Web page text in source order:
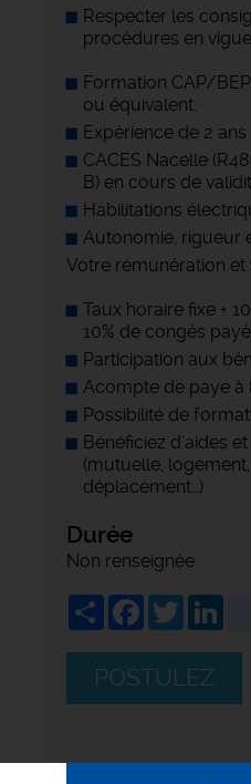
Respecter les
procédures en
Formation CAP/
ou équivalent.
Expérience de 2 ans
CACES Nacelle
B) en cours de
Habilitations
Autonomie, rigueur
Votre rémunération et
Taux horaire fixe +
10% de congés
Participation aux
Acompte de paye à
Possibilité de
Bénéficiez d'aides
(mutuelle,
déplacement…)
Durée
Non renseignée
ShareFacebook
Twitter
POSTULEZ